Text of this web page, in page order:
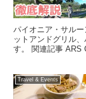
パイオニア・サル
ットアンドグリル
す。 関連記事 ARS
Travel & Events